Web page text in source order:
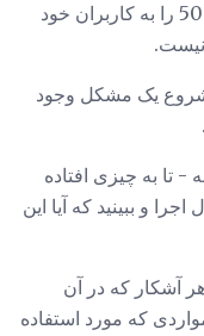
، اگر شما سایت شما 503 را به کاربران خود
نیست.
شروع یک مشکل وجود
- تا به چیزی افتاده
و ببینید که آیا این
آشکار که در آن
که مورد استفاده